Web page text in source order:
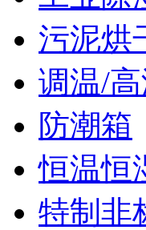
污泥烘
调温/
防潮箱
恒温恒
特制非